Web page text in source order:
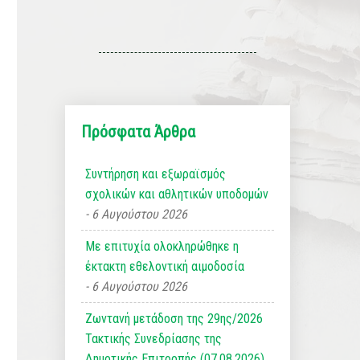
Πρόσφατα Άρθρα
Συντήρηση και εξωραϊσμός
σχολικών και αθλητικών υποδομών
6 Αυγούστου 2026
Με επιτυχία ολοκληρώθηκε η
έκτακτη εθελοντική αιμοδοσία
6 Αυγούστου 2026
Ζωντανή μετάδοση της 29ης/2026
Τακτικής Συνεδρίασης της